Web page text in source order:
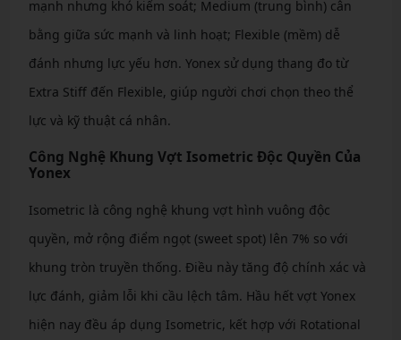
mạnh nhưng khó kiểm soát; Medium (trung bình) cân
bằng giữa sức mạnh và linh hoạt; Flexible (mềm) dễ
đánh nhưng lực yếu hơn. Yonex sử dụng thang đo từ
Extra Stiff đến Flexible, giúp người chơi chọn theo thể
lực và kỹ thuật cá nhân.
Công Nghệ Khung Vợt Isometric Độc Quyền Của
Yonex
Isometric là công nghệ khung vợt hình vuông độc
quyền, mở rộng điểm ngọt (sweet spot) lên 7% so với
khung tròn truyền thống. Điều này tăng độ chính xác và
lực đánh, giảm lỗi khi cầu lệch tâm. Hầu hết vợt Yonex
hiện nay đều áp dụng Isometric, kết hợp với Rotational